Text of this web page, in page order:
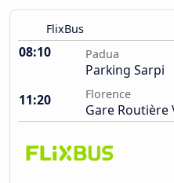
FlixBus
08:10 Padua
Parking Sarpi
11:20
Florence
Gare Routière